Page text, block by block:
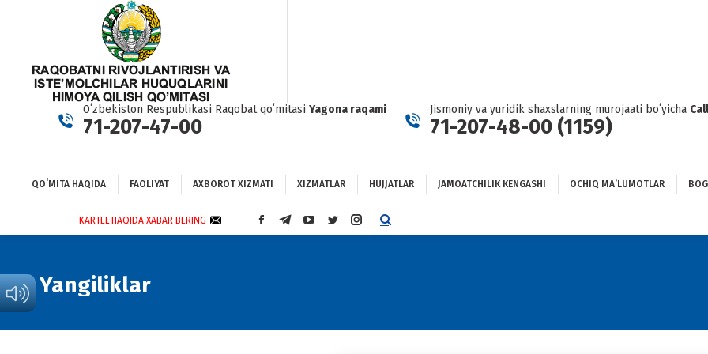
Oʻzbekiston Respublikasi Raqobat qoʻmitasi Yagona raqami
71-207-47-00
Jismoniy va yuridik shaxslarning murojaati boʻyicha
71-207-48-00 (1159)
QOʻMITA HAQIDA FAOLIYAT AXBOROT XIZMATI XIZMATLAR HUJJATLAR JAMOATCHILIK KENGASHI OCHIQ MAʼLUMOTLAR
KARTEL HAQIDA XABAR BERING
FACEBOOKTELEGRAM
YOUTUBE
TWITTERINSTAGRAM
Yangiliklar
QOʻMITA HAQIDA FAOLIYAT